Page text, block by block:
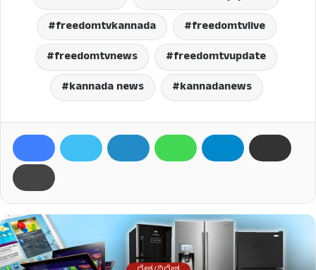
freedomtvkannada
freedomtvlive
freedomtvnews
freedomtvupdate
kannada news
kannadanews